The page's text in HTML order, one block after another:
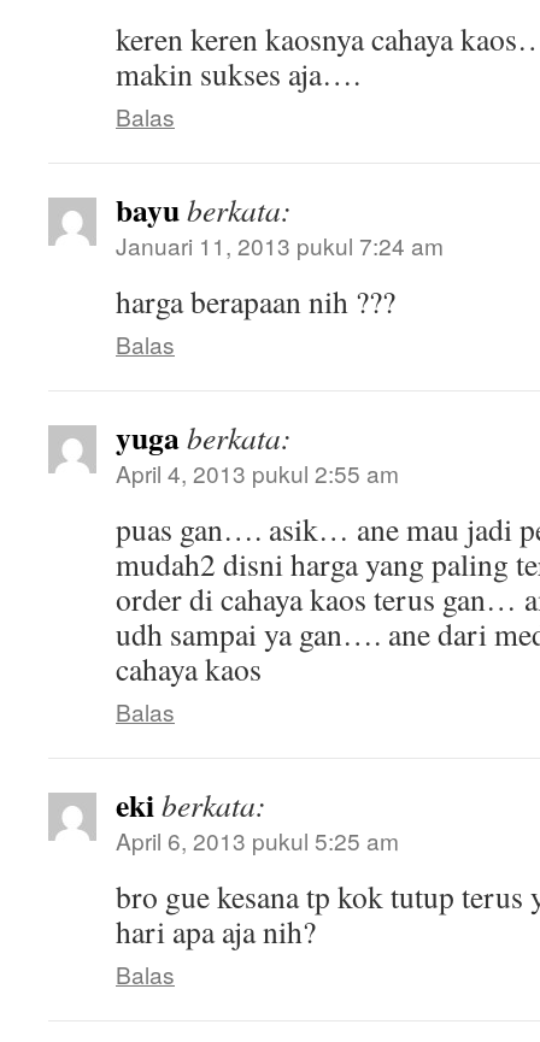
keren keren kaosnya cahaya
makin sukses aja….
Balas
bayuberkata:
Januari 11, 2013 pukul 7:24 am
harga berapaan nih ???
Balas
yugaberkata:
April 4, 2013 pukul 2:55 am
puas gan…. asik… ane mau jadi
mudah2 disni harga yang paling
order di cahaya kaos terus gan…
udh sampai ya gan…. ane dari
cahaya kaos
Balas
ekiberkata:
April 6, 2013 pukul 5:25 am
bro gue kesana tp kok tutup terus
hari apa aja nih?
Balas